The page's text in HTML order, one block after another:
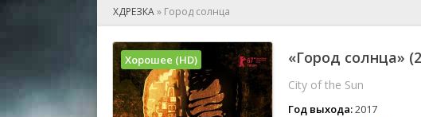
🕺 Мюзикл
👨‍💻 Реальное тв
🎤 Ток-шоу
ХДРЕЗКА» Город солнца
«Город солнца»
City of the Sun
Год выхода:2017
Хорошее (HD)